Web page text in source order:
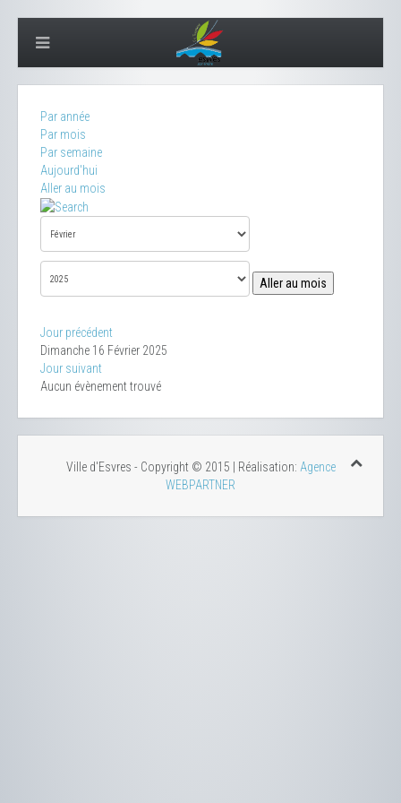
Par année
Par mois
Par semaine
Aujourd'hui
Aller au mois
Aller au mois
Jour précédent
Dimanche 16 Février 2025
Jour suivant
Aucun évènement trouvé
Ville d'Esvres - Copyright © 2015 | Réalisation: Agence
WEBPARTNER